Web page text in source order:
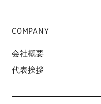
COMPANY
会社概要
代表挨拶